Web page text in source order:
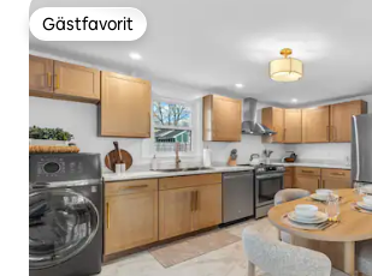
Gästfavorit
Gästfavorit